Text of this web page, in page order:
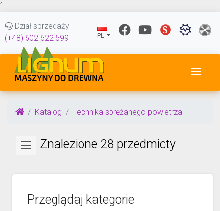
1
Dział sprzedaży
(+48) 602 622 599
PL
Katalog Technika sprężanego powietrza
Znalezione 28 przedmioty
Przeglądaj kategorie